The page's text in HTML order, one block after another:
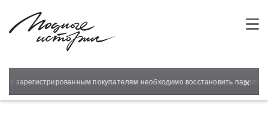
зарегистрированным покупателям необходимо восстановить пароль
×